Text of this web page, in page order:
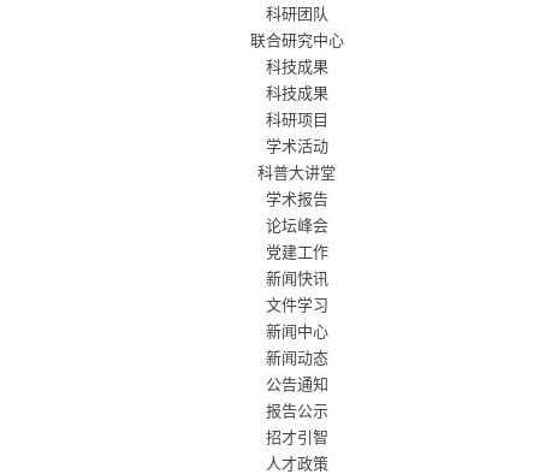
科研团队
联合研究中心
科技成果
科技成果
科研项目
学术活动
科普大讲堂
学术报告
论坛峰会
党建工作
新闻快讯
文件学习
新闻中心
新闻动态
公告通知
报告公示
招才引智
人才政策